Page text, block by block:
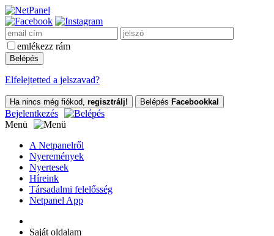
emlékezz rám
Elfelejtetted a jelszavad?
Ha nincs még fiókod, regisztrálj! Belépés Facebookkal
Bejelentkezés
Menü
A Netpanelről
Nyeremények
Nyertesek
Híreink
Társadalmi felelősség
Netpanel App
Saját oldalam